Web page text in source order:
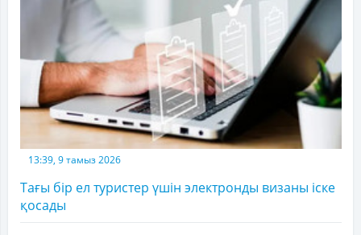
13:39, 9 тамыз 2026
Тағы бір ел туристер үшін электронды визаны іске
қосады